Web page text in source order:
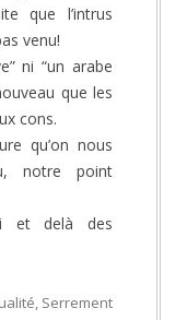
que l’intrus
venu!
ni “un arabe
que les
cons.
qu’on nous
notre point
et delà des
, Serrement